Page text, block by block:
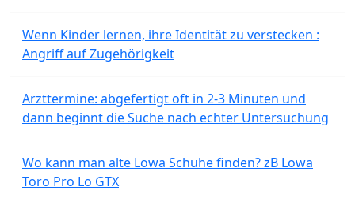
Wenn Kinder lernen, ihre Identität zu verstecken :
Angriff auf Zugehörigkeit
Arzttermine: abgefertigt oft in 2-3 Minuten und
dann beginnt die Suche nach echter Untersuchung
Wo kann man alte Lowa Schuhe finden? zB Lowa
Toro Pro Lo GTX